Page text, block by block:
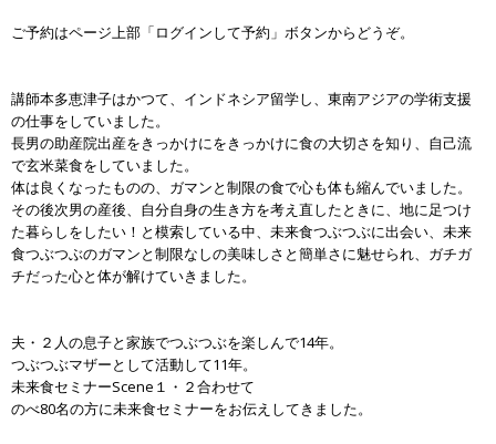
ご予約はページ上部「ログインして予約」ボタンからどうぞ。
講師本多恵津子はかつて、インドネシア留学し、東南アジアの学術支援
の仕事をしていました。
長男の助産院出産をきっかけにをきっかけに食の大切さを知り、自己流
で玄米菜食をしていました。
体は良くなったものの、ガマンと制限の食で心も体も縮んでいました。
その後次男の産後、自分自身の生き方を考え直したときに、地に足つけ
た暮らしをしたい！と模索している中、未来食つぶつぶに出会い、未来
食つぶつぶのガマンと制限なしの美味しさと簡単さに魅せられ、ガチガ
チだった心と体が解けていきました。
夫・２人の息子と家族でつぶつぶを楽しんで14年。
つぶつぶマザーとして活動して11年。
未来食セミナーScene１・２合わせて
のべ80名の方に未来食セミナーをお伝えしてきました。